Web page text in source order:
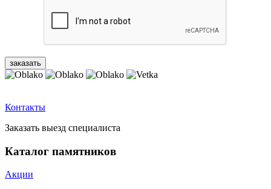
Контакты
Заказать выезд специалиста
Каталог памятников
Акции